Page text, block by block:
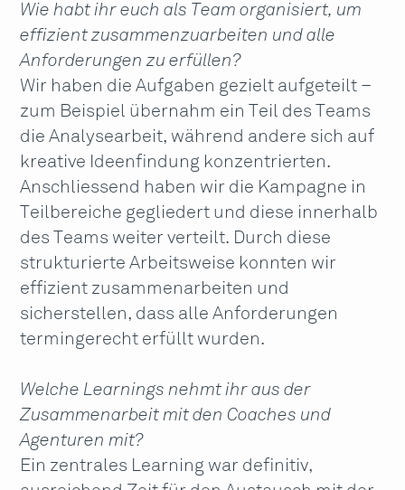
Wie habt ihr euch als Team organisiert, um
effizient zusammenzuarbeiten und alle
Anforderungen zu erfüllen?
Wir haben die Aufgaben gezielt aufgeteilt –
zum Beispiel übernahm ein Teil des Teams
die Analysearbeit, während andere sich auf
kreative Ideenfindung konzentrierten.
Anschliessend haben wir die Kampagne in
Teilbereiche gegliedert und diese innerhalb
des Teams weiter verteilt. Durch diese
strukturierte Arbeitsweise konnten wir
effizient zusammenarbeiten und
sicherstellen, dass alle Anforderungen
termingerecht erfüllt wurden.
Welche Learnings nehmt ihr aus der
Zusammenarbeit mit den Coaches und
Agenturen mit?
Ein zentrales Learning war definitiv,